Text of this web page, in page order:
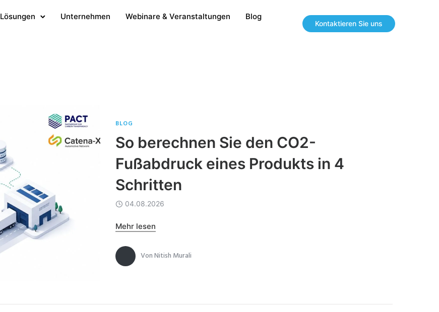
Lösungen Unternehmen Webinare & Veranstaltungen Blog
Kontaktieren Sie uns
BLOG
So berechnen Sie den CO2-
Fußabdruck eines Produkts in 4
Schritten
04.08.2026
Mehr lesen
VonNitish Murali